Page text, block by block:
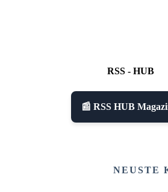
RSS - HUB
📰 RSS HUB
NEUSTE